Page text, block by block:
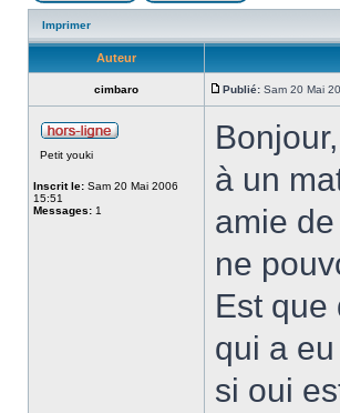
Imprimer
Auteur
cimbaro Publié: Sam 20 Mai
Petit youki
Inscrit le: Sam 20 Mai 2006
15:51
Messages: 1
à un
amie
ne
Est que
qui a
si oui